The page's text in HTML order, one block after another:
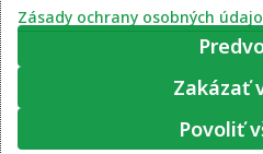
Zásady ochrany
© 2022 – 2026 Zväz
Zásady ochrany osobných
Zakázať
Povoliť